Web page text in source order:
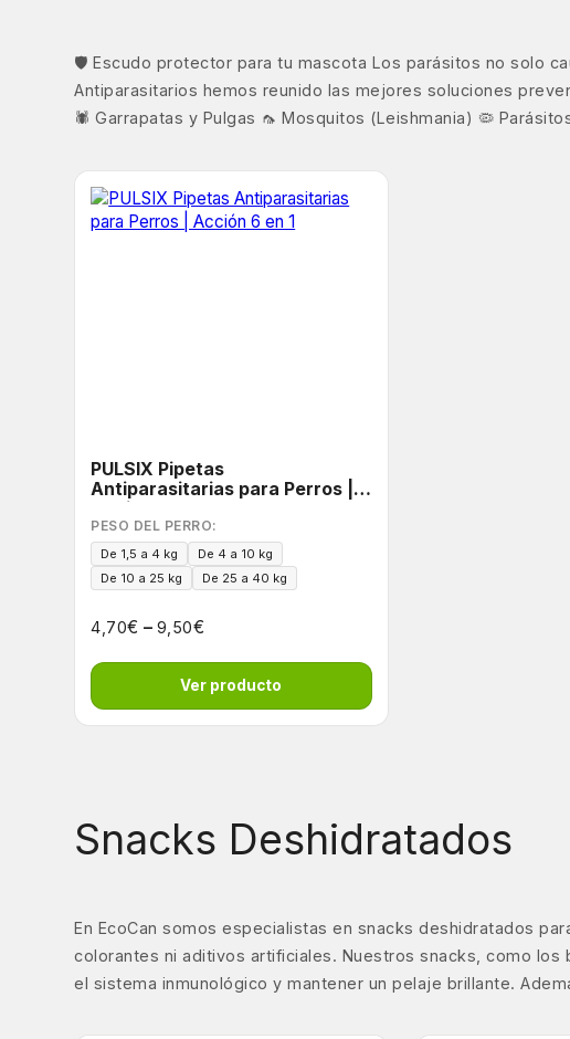
🛡️ Escudo protector para tu mascota Los parásitos no solo
Antiparasitarios hemos reunido las mejores soluciones
🕷️ Garrapatas y Pulgas 🦟 Mosquitos (Leishmania) 🦠
PULSIX Pipetas
Antiparasitarias para Perros |
Acción 6 en 1
PESO DEL PERRO:
De 1,5 a 4 kg
De 4 a 10 kg
De 10 a 25 kg
De 25 a 40 kg
4,70€ – 9,50€
Ver producto
Snacks Deshidratados
En EcoCan somos especialistas en snacks deshidratados
colorantes ni aditivos artificiales. Nuestros snacks, como
el sistema inmunológico y mantener un pelaje brillante.